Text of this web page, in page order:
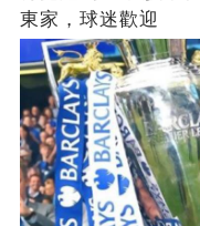
東家，球迷歡迎